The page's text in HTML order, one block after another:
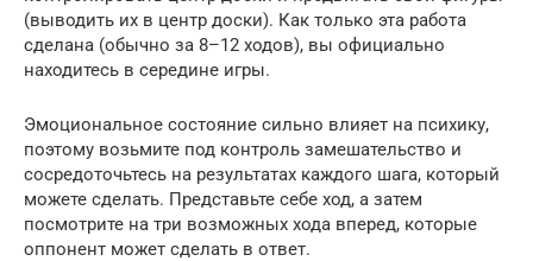
(выводить их в центр доски). Как только эта работа
сделана (обычно за 8–12 ходов), вы официально
находитесь в середине игры.
Эмоциональное состояние сильно влияет на психику,
поэтому возьмите под контроль замешательство и
сосредоточьтесь на результатах каждого шага, который
можете сделать. Представьте себе ход, а затем
посмотрите на три возможных хода вперед, которые
оппонент может сделать в ответ.